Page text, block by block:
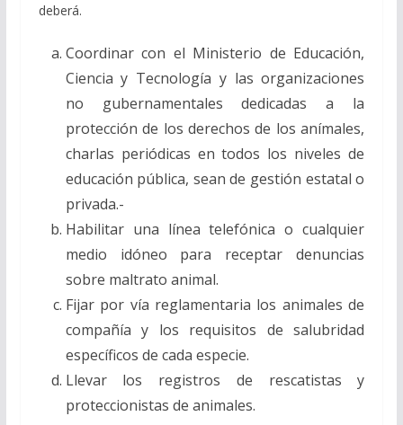
deberá.
Coordinar con el Ministerio de Educación,
Ciencia y Tecnología y las organizaciones
no gubernamentales dedicadas a la
protección de los derechos de los anímales,
charlas periódicas en todos los niveles de
educación pública, sean de gestión estatal o
privada.-
Habilitar una línea telefónica o cualquier
medio idóneo para receptar denuncias
sobre maltrato animal.
Fijar por vía reglamentaria los animales de
compañía y los requisitos de salubridad
específicos de cada especie.
Llevar los registros de rescatistas y
proteccionistas de animales.